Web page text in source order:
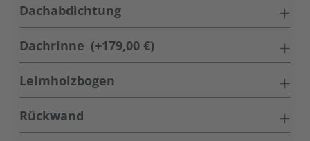
Dachabdichtung
Dachrinne (+179,00 €)
Leimholzbogen
Rückwand